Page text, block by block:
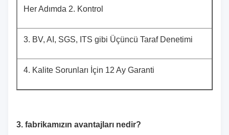
Her Adımda 2. Kontrol
3. BV, AI, SGS, ITS gibi Üçüncü Taraf Denetimi
4. Kalite Sorunları İçin 12 Ay Garanti
3. fabrikamızın avantajları nedir?